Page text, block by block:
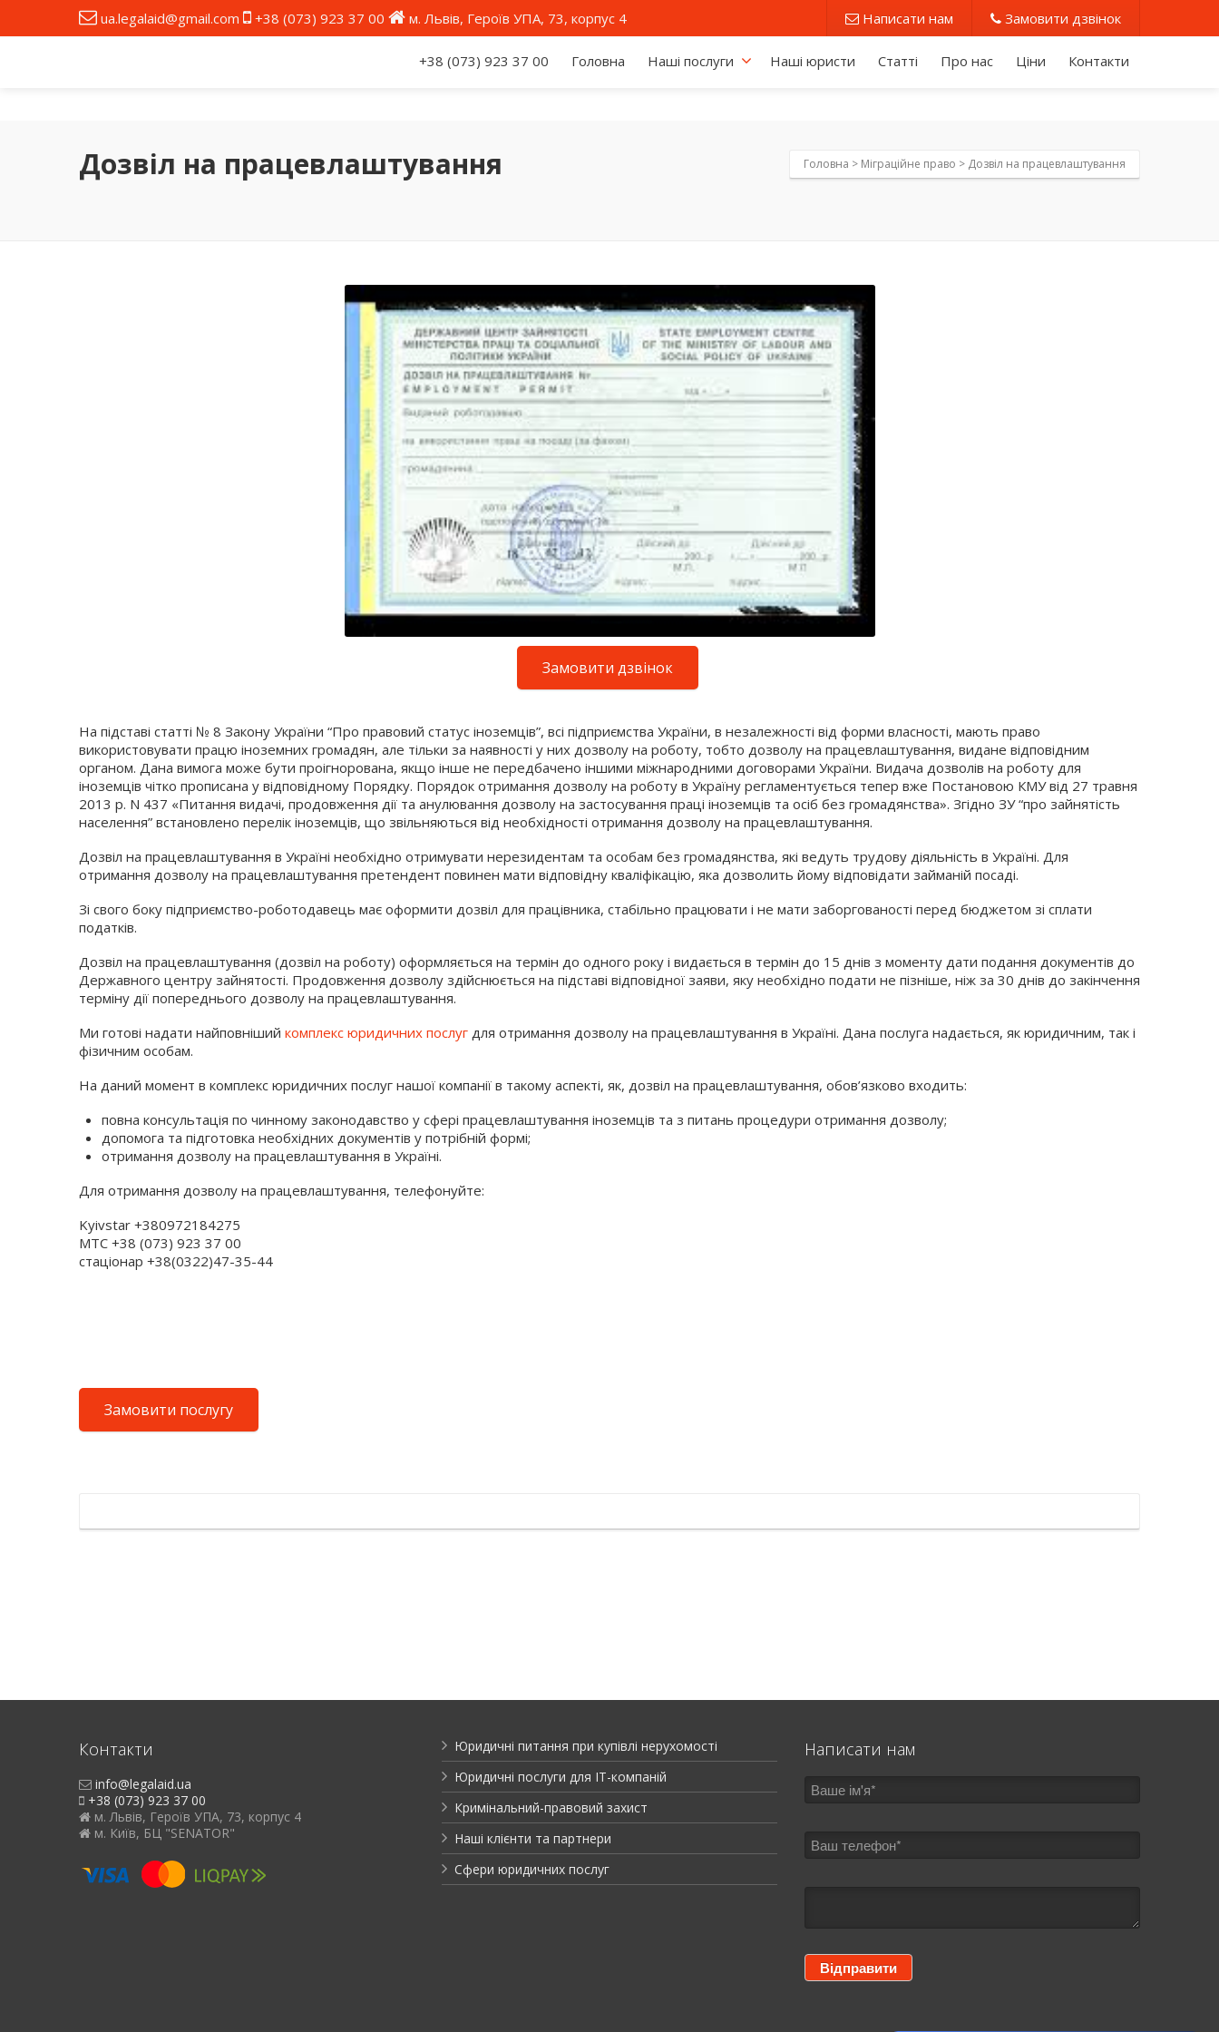
ua.legalaid@gmail.com +38 (073) 923 37 00 м. Львів, Героїв УПА, 73, корпус 4 Написати нам Замовити дзвінок
+38 (073) 923 37 00 Головна Наші послуги Наші юристи Статті Про нас Ціни Контакти
Дозвіл на працевлаштування Головна > Міграційне право > Дозвіл на працевлаштування
Замовити дзвінок
На підставі статті № 8 Закону України “Про правовий статус іноземців”, всі підприємства України, в незалежності від форми власності, мають право
використовувати працю іноземних громадян, але тільки за наявності у них дозволу на роботу, тобто дозволу на працевлаштування, видане відповідним
органом. Дана вимога може бути проігнорована, якщо інше не передбачено іншими міжнародними договорами України. Видача дозволів на роботу для
іноземців чітко прописана у відповідному Порядку. Порядок отримання дозволу на роботу в Україну регламентується тепер вже Постановою КМУ від 27 травня
2013 р. N 437 «Питання видачі, продовження дії та анулювання дозволу на застосування праці іноземців та осіб без громадянства». Згідно ЗУ “про зайнятість
населення” встановлено перелік іноземців, що звільняються від необхідності отримання дозволу на працевлаштування.
Дозвіл на працевлаштування в Україні необхідно отримувати нерезидентам та особам без громадянства, які ведуть трудову діяльність в Україні. Для
отримання дозволу на працевлаштування претендент повинен мати відповідну кваліфікацію, яка дозволить йому відповідати займаній посаді.
Зі свого боку підприємство-роботодавець має оформити дозвіл для працівника, стабільно працювати і не мати заборгованості перед бюджетом зі сплати
податків.
Дозвіл на працевлаштування (дозвіл на роботу) оформляється на термін до одного року і видається в термін до 15 днів з моменту дати подання документів до
Державного центру зайнятості. Продовження дозволу здійснюється на підставі відповідної заяви, яку необхідно подати не пізніше, ніж за 30 днів до закінчення
терміну дії попереднього дозволу на працевлаштування.
Ми готові надати найповніший комплекс юридичних послуг для отримання дозволу на працевлаштування в Україні. Дана послуга надається, як юридичним, так і
фізичним особам.
На даний момент в комплекс юридичних послуг нашої компанії в такому аспекті, як, дозвіл на працевлаштування, обов’язково входить:
повна консультація по чинному законодавство у сфері працевлаштування іноземців та з питань процедури отримання дозволу;
допомога та підготовка необхідних документів у потрібній формі;
отримання дозволу на працевлаштування в Україні.
Для отримання дозволу на працевлаштування, телефонуйте:
Kyivstar +380972184275
МТС +38 (073) 923 37 00
стаціонар +38(0322)47-35-44
Замовити послугу
Контакти
info@legalaid.ua
+38 (073) 923 37 00
м. Львів, Героїв УПА, 73, корпус 4
м. Київ, БЦ "SENATOR"
Юридичні питання при купівлі нерухомості
Юридичні послуги для ІТ-компаній
Кримінальний-правовий захист
Наші клієнти та партнери
Сфери юридичних послуг
Написати нам